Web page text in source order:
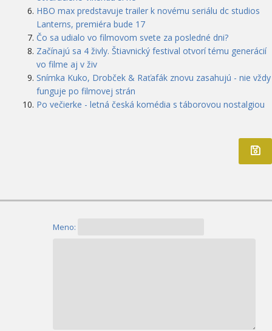
HBO max predstavuje trailer k novému seriálu dc studios
Lanterns, premiéra bude 17
Čo sa udialo vo filmovom svete za posledné dni?
Začínajú sa 4 živly. Štiavnický festival otvorí tému generácií
vo filme aj v živ
Snímka Kuko, Drobček & Raťafák znovu zasahujú - nie vždy
funguje po filmovej strán
Po večierke - letná česká komédia s táborovou nostalgiou
Meno: